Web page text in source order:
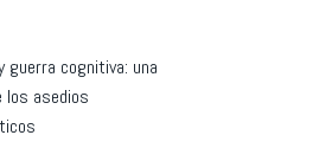
guerra cognitiva: una
los asedios